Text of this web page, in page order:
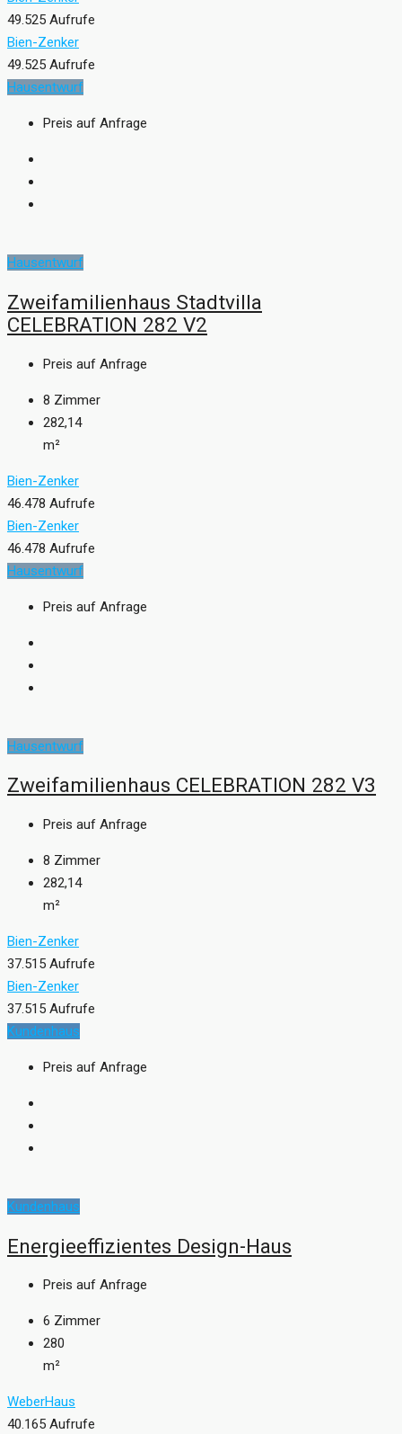
49.525 Aufrufe
Bien-Zenker
49.525 Aufrufe
Hausentwurf
Preis auf Anfrage
Hausentwurf
Zweifamilienhaus Stadtvilla
CELEBRATION 282 V2
Preis auf Anfrage
8 Zimmer
282,14
m²
Bien-Zenker
46.478 Aufrufe
Bien-Zenker
46.478 Aufrufe
Hausentwurf
Preis auf Anfrage
Hausentwurf
Zweifamilienhaus CELEBRATION 282 V3
Preis auf Anfrage
8 Zimmer
282,14
m²
Bien-Zenker
37.515 Aufrufe
Bien-Zenker
37.515 Aufrufe
Kundenhaus
Preis auf Anfrage
Kundenhaus
Energieeffizientes Design-Haus
Preis auf Anfrage
6 Zimmer
280
m²
WeberHaus
40.165 Aufrufe